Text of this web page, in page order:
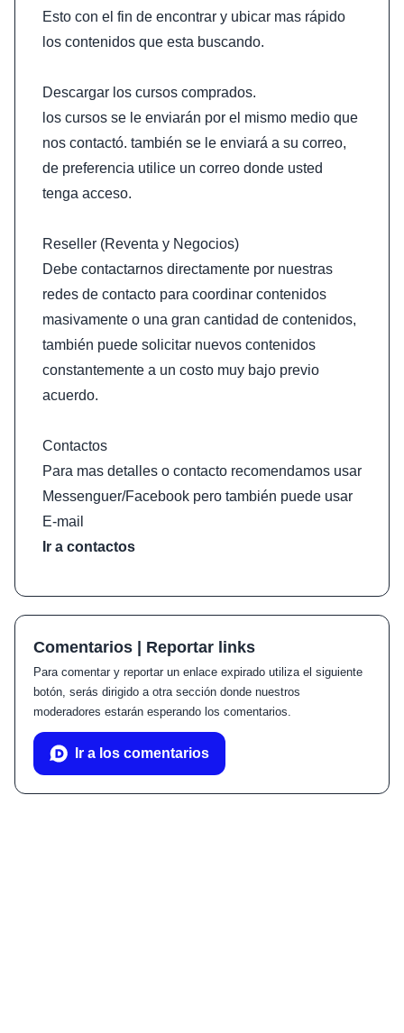
Esto con el fin de encontrar y ubicar mas rápido
los contenidos que esta buscando.
Descargar los cursos comprados.
los cursos se le enviarán por el mismo medio que
nos contactó. también se le enviará a su correo,
de preferencia utilice un correo donde usted
tenga acceso.
Reseller (Reventa y Negocios)
Debe contactarnos directamente por nuestras
redes de contacto para coordinar contenidos
masivamente o una gran cantidad de contenidos,
también puede solicitar nuevos contenidos
constantemente a un costo muy bajo previo
acuerdo.
Contactos
Para mas detalles o contacto recomendamos usar
Messenguer/Facebook pero también puede usar
E-mail
Ir a contactos
Comentarios | Reportar links
Para comentar y reportar un enlace expirado utiliza el siguiente
botón, serás dirigido a otra sección donde nuestros
moderadores estarán esperando los comentarios.
Ir a los comentarios